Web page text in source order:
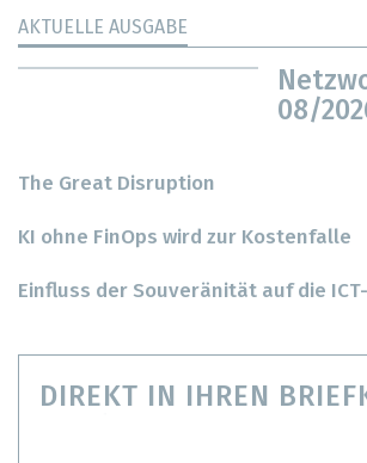
AKTUELLE AUSGABE
08/
The Great Disruption
KI ohne FinOps wird zur Kostenfalle
Einfluss der Souveränität auf die
DIREKT IN IHREN